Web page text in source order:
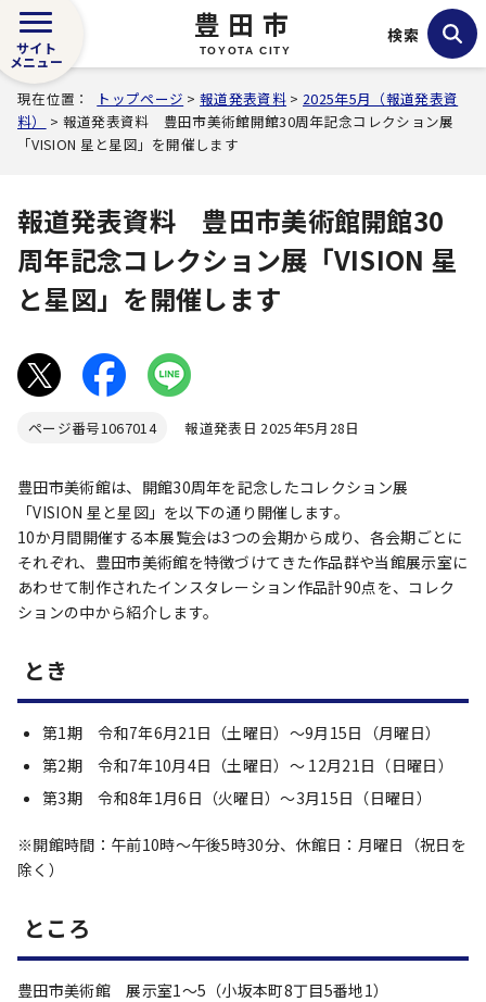
豊田市
TOYOTA CITY
サイト
メニュー
検索
現在位置： トップページ >報道発表資料 >2025年5月（報道発表資
料）
> 報道発表資料 豊田市美術館開館30周年記念コレクション展
「VISION 星と星図」を開催します
報道発表資料 豊田市美術館開館30
周年記念コレクション展「VISION 星
と星図」を開催します
ページ番号1067014 報道発表日 2025年5月28日
豊田市美術館は、開館30周年を記念したコレクション展
「VISION 星と星図」を以下の通り開催します。
10か月間開催する本展覧会は3つの会期から成り、各会期ごとに
それぞれ、豊田市美術館を特徴づけてきた作品群や当館展示室に
あわせて制作されたインスタレーション作品計90点を、コレク
ションの中から紹介します。
とき
第1期 令和7年6月21日（土曜日）～9月15日（月曜日）
第2期 令和7年10月4日（土曜日）～ 12月21日（日曜日）
第3期 令和8年1月6日（火曜日）～3月15日（日曜日）
※開館時間：午前10時～午後5時30分、休館日：月曜日（祝日を
除く）
ところ
豊田市美術館 展示室1～5（小坂本町8丁目5番地1）